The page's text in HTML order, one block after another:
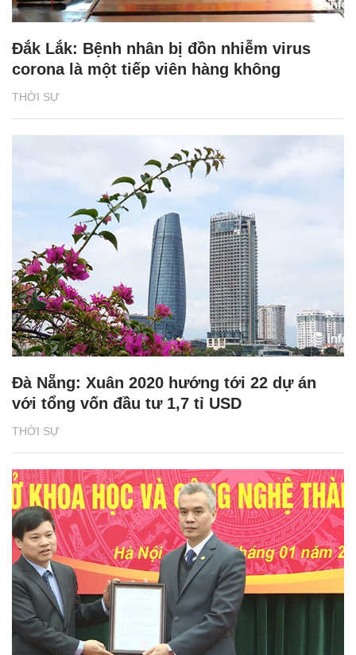
THỜI SỰ
Đắk Lắk: Bệnh nhân bị đồn nhiễm virus
corona là một tiếp viên hàng không
THỜI SỰ
Đà Nẵng: Xuân 2020 hướng tới 22 dự án
với tổng vốn đầu tư 1,7 tỉ USD